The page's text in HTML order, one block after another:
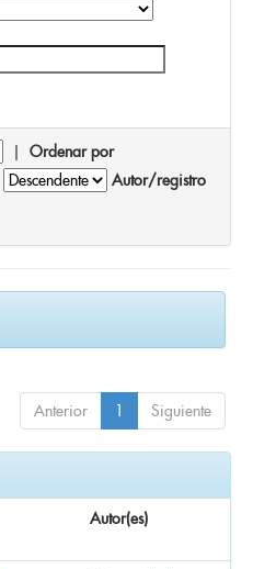
| Ordenar por
Autor/registro
Anterior 1 Siguiente
Autor(es)